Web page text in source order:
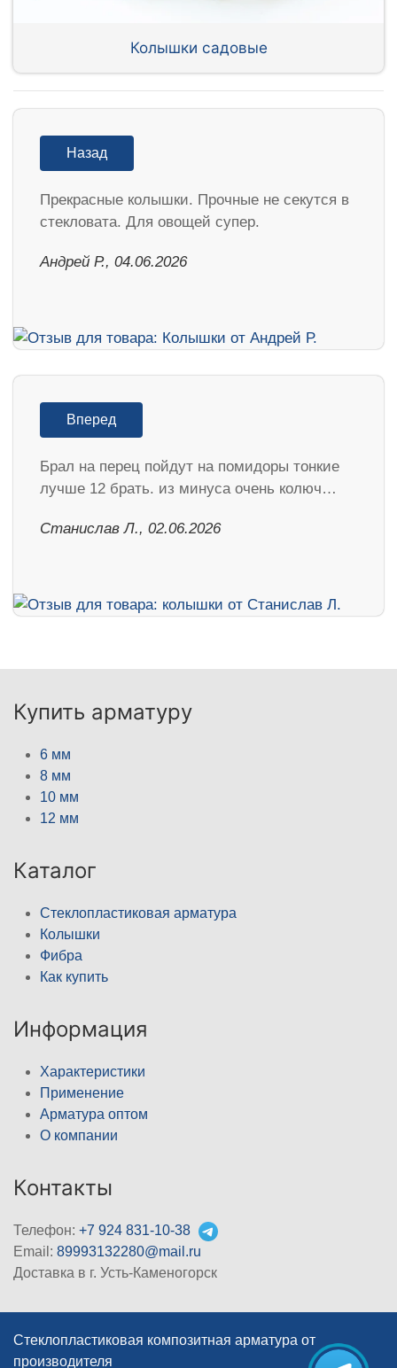
Колышки садовые
Назад
Прекрасные колышки. Прочные не секутся в
стекловата. Для овощей супер.
Андрей Р., 04.06.2026
Вперед
Брал на перец пойдут на помидоры тонкие
лучше 12 брать. из минуса очень колюч…
Станислав Л., 02.06.2026
Купить арматуру
6 мм
8 мм
10 мм
12 мм
Каталог
Стеклопластиковая арматура
Колышки
Фибра
Как купить
Информация
Характеристики
Применение
Арматура оптом
О компании
Контакты
Телефон: +7 924 831-10-38
Email: 89993132280@mail.ru
Доставка в г. Усть-Каменогорск
Стеклопластиковая композитная арматура от
производителя